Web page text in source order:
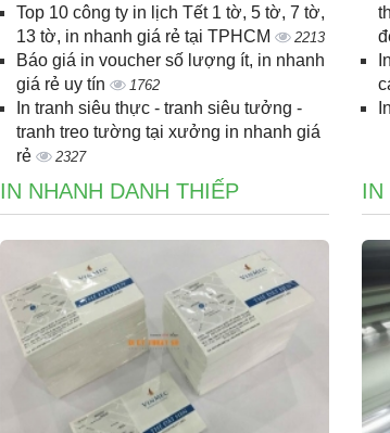
Top 10 công ty in lịch Tết 1 tờ, 5 tờ, 7 tờ,
13 tờ, in nhanh giá rẻ tại TPHCM
2213
Báo giá in voucher số lượng ít, in nhanh
giá rẻ uy tín
1762
In tranh siêu thực - tranh siêu tưởng -
tranh treo tường tại xưởng in nhanh giá
rẻ
2327
IN NHANH DANH THIẾP IN